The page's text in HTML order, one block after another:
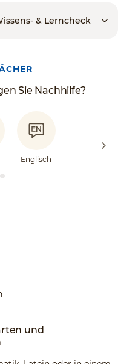
& Lerncheck
Sie Nachhilfe?
Englisch
und